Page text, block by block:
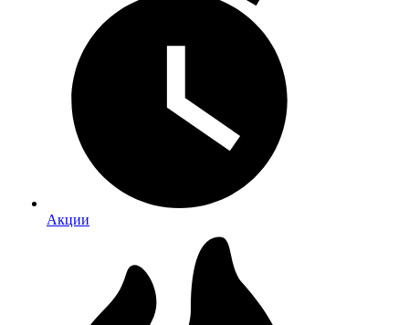
Акции